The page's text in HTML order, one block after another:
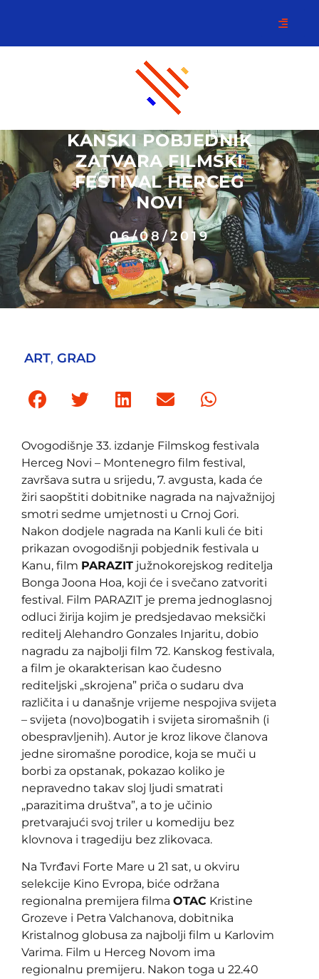
KANSKI POBJEDNIK
ZATVARA FILMSKI
FESTIVAL HERCEG
NOVI
06/08/2019
ART, GRAD
Ovogodišnje 33. izdanje Filmskog festivala
Herceg Novi – Montenegro film festival,
završava sutra u srijedu, 7. avgusta, kada će
žiri saopštiti dobitnike nagrada na najvažnijoj
smotri sedme umjetnosti u Crnoj Gori.
Nakon dodjele nagrada na Kanli kuli će biti
prikazan ovogodišnji pobjednik festivala u
Kanu, film PARAZIT južnokorejskog reditelja
Bonga Joona Hoa, koji će i svečano zatvoriti
festival. Film PARAZIT je prema jednoglasnoj
odluci žirija kojim je predsjedavao meksički
reditelj Alehandro Gonzales Injaritu, dobio
nagradu za najbolji film 72. Kanskog festivala,
a film je okarakterisan kao čudesno
rediteljski „skrojena” priča o sudaru dva
različita i u današnje vrijeme nespojiva svijeta
– svijeta (novo)bogatih i svijeta siromašnih (i
obespravljenih). Autor je kroz likove članova
jedne siromašne porodice, koja se muči u
borbi za opstanak, pokazao koliko je
nepravedno takav sloj ljudi smatrati
„parazitima društva”, a to je učinio
pretvarajući svoj triler u komediju bez
klovnova i tragediju bez zlikovaca.
Na Tvrđavi Forte Mare u 21 sat, u okviru
selekcije Kino Evropa, biće održana
regionalna premijera filma OTAC Kristine
Grozeve i Petra Valchanova, dobitnika
Kristalnog globusa za najbolji film u Karlovim
Varima. Film u Herceg Novom ima
regionalnu premijeru. Nakon toga u 22.40